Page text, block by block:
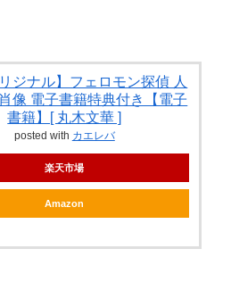
ジナル】フェロモン探偵 人
像 電子書籍特典付き【電子
書籍】[ 丸木文華 ]
posted with カエレバ
楽天市場
Amazon